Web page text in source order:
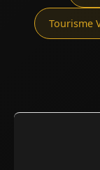
Tourisme